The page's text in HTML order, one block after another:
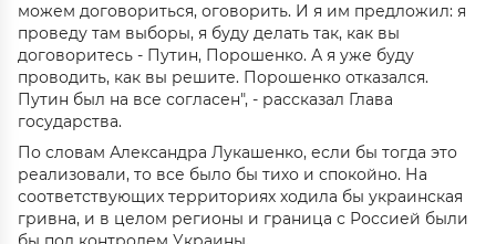
можем договориться, оговорить. И я им предложил: я
проведу там выборы, я буду делать так, как вы
договоритесь - Путин, Порошенко. А я уже буду
проводить, как вы решите. Порошенко отказался.
Путин был на все согласен", - рассказал Глава
государства.
По словам Александра Лукашенко, если бы тогда это
реализовали, то все было бы тихо и спокойно. На
соответствующих территориях ходила бы украинская
гривна, и в целом регионы и граница с Россией были